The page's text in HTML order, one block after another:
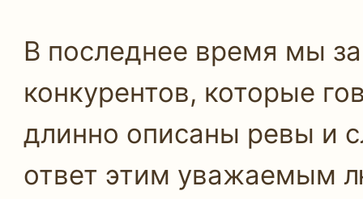
В последнее время мы
конкурентов, которые
длинно описаны ревы и
ответ этим уважаемым